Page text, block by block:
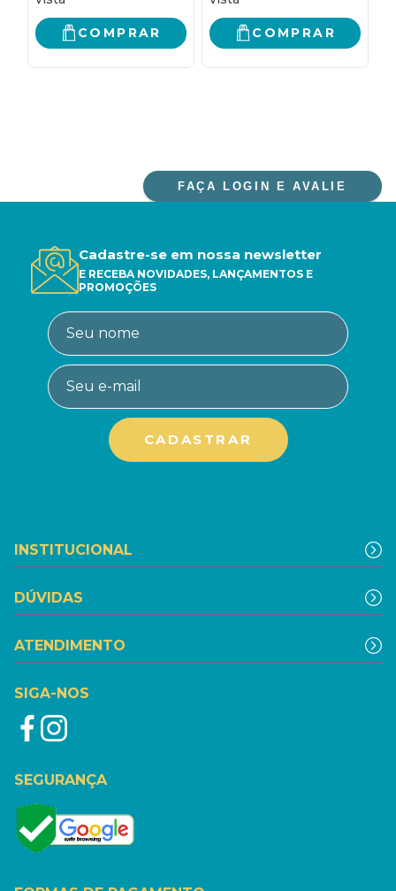
COMPRAR COMPRAR
FAÇA LOGIN E AVALIE
Cadastre-se em nossa newsletter
E RECEBA NOVIDADES, LANÇAMENTOS E
PROMOÇÕES
INSTITUCIONAL
DÚVIDAS
ATENDIMENTO
SIGA-NOS
SEGURANÇA